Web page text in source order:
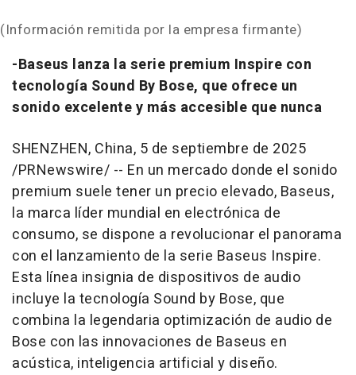
(Información remitida por la empresa firmante)
-Baseus lanza la serie premium Inspire con
tecnología Sound By Bose, que ofrece un
sonido excelente y más accesible que nunca
SHENZHEN, China, 5 de septiembre de 2025
/PRNewswire/ -- En un mercado donde el sonido
premium suele tener un precio elevado, Baseus,
la marca líder mundial en electrónica de
consumo, se dispone a revolucionar el panorama
con el lanzamiento de la serie Baseus Inspire.
Esta línea insignia de dispositivos de audio
incluye la tecnología Sound by Bose, que
combina la legendaria optimización de audio de
Bose con las innovaciones de Baseus en
acústica, inteligencia artificial y diseño.